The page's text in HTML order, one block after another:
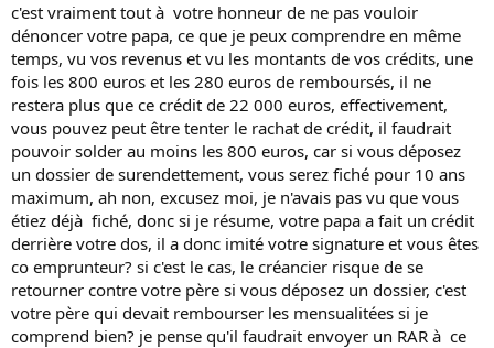
c'est vraiment tout à votre honneur de ne pas vouloir
dénoncer votre papa, ce que je peux comprendre en même
temps, vu vos revenus et vu les montants de vos crédits, une
fois les 800 euros et les 280 euros de remboursés, il ne
restera plus que ce crédit de 22 000 euros, effectivement,
vous pouvez peut être tenter le rachat de crédit, il faudrait
pouvoir solder au moins les 800 euros, car si vous déposez
un dossier de surendettement, vous serez fiché pour 10 ans
maximum, ah non, excusez moi, je n'avais pas vu que vous
étiez déjà fiché, donc si je résume, votre papa a fait un crédit
derrière votre dos, il a donc imité votre signature et vous êtes
co emprunteur? si c'est le cas, le créancier risque de se
retourner contre votre père si vous déposez un dossier, c'est
votre père qui devait rembourser les mensualitées si je
comprend bien? je pense qu'il faudrait envoyer un RAR à ce